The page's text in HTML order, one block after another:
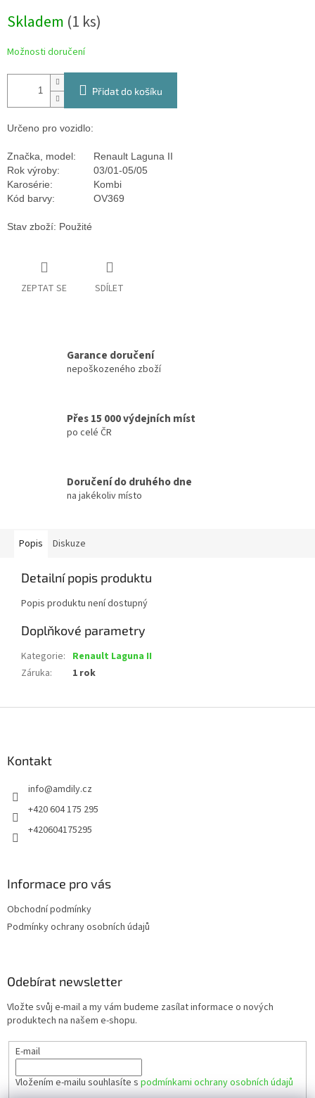
cena:
Skladem (1 ks)
Možnosti doručení
Přidat do košíku
Určeno pro vozidlo:
Značka, model:
Renault Laguna II
Rok výroby:
03/01-05/05
Karosérie:
Kombi
Kód barvy:
OV369
Stav zboží: Použité
ZEPTAT SE SDÍLET
Garance doručení
nepoškozeného zboží
Přes 15 000 výdejních míst
po celé ČR
Doručení do druhého dne
na jakékoliv místo
Popis Diskuze
Detailní popis produktu
Popis produktu není dostupný
Doplňkové parametry
Kategorie: Renault Laguna II
Záruka: 1 rok
Kontakt
info@amdily.cz
+420 604 175 295
+420604175295
Informace pro vás
Obchodní podmínky
Podmínky ochrany osobních údajů
Odebírat newsletter
Vložte svůj e-mail a my vám budeme zasílat informace o nových
produktech na našem e-shopu.
E-mail
Vložením e-mailu souhlasíte s podmínkami ochrany osobních údajů